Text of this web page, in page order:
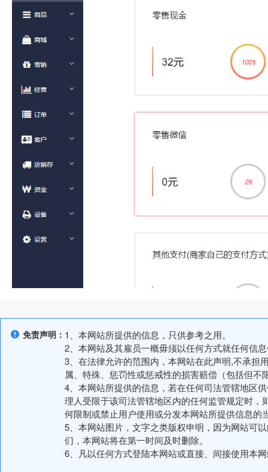
免责声明： 1、本网站所提供的信息，只供参考之用。
2、本网站及其雇员一概毋须以任何方式就任何信
3、在法律允许的范围内，本网站在此声明,不承担
属、特殊、惩罚性或惩戒性的损害赔偿（包括但
4、本网站所提供的信息，若在任何司法管辖地区
理人受限于该司法管辖地区内的任何监管规定时
何限制或禁止用户使用或分发本网站所提供信息的
5、本网站图片，文字之类版权申明，因为网站可
们，本网站将在第一时间及时删除。
6、凡以任何方式登陆本网站或直接、间接使用本